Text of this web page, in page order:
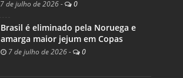
7 de julho de 2026 - 0
Brasil é eliminado pela Noruega e
amarga maior jejum em Copas
7 de julho de 2026 - 0